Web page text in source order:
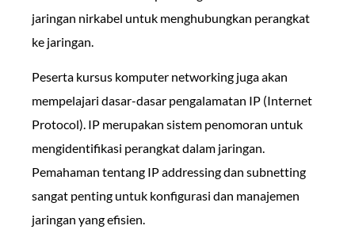
jaringan nirkabel untuk menghubungkan perangkat
ke jaringan.
Peserta kursus komputer networking juga akan
mempelajari dasar-dasar pengalamatan IP (Internet
Protocol). IP merupakan sistem penomoran untuk
mengidentifikasi perangkat dalam jaringan.
Pemahaman tentang IP addressing dan subnetting
sangat penting untuk konfigurasi dan manajemen
jaringan yang efisien.